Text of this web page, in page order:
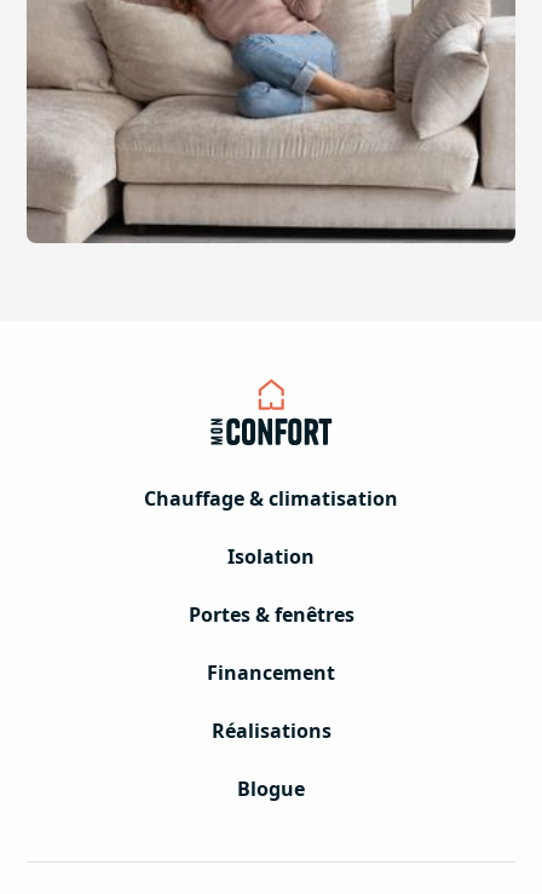
Chauffage & climatisation
Isolation
Portes & fenêtres
Financement
Réalisations
Blogue